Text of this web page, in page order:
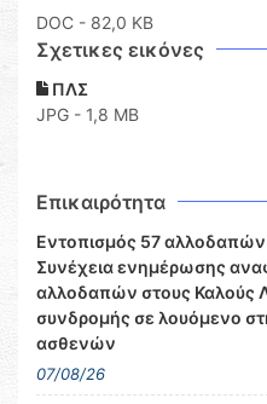
DOC - 82,0 KB
Σχετικες εικόνες
ΠΛΣ
JPG - 1,8 MB
Επικαιρότητα
Εντοπισμός 57 αλλοδαπών
Συνέχεια ενημέρωσης
αλλοδαπών στους Καλούς
συνδρομής σε λουόμενο
ασθενών
07/08/26